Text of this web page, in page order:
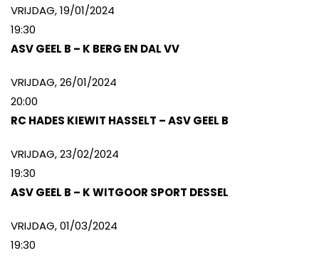
VRIJDAG, 19/01/2024
19:30
ASV GEEL B – K BERG EN DAL VV
VRIJDAG, 26/01/2024
20:00
RC HADES KIEWIT HASSELT – ASV GEEL B
VRIJDAG, 23/02/2024
19:30
ASV GEEL B – K WITGOOR SPORT DESSEL
VRIJDAG, 01/03/2024
19:30